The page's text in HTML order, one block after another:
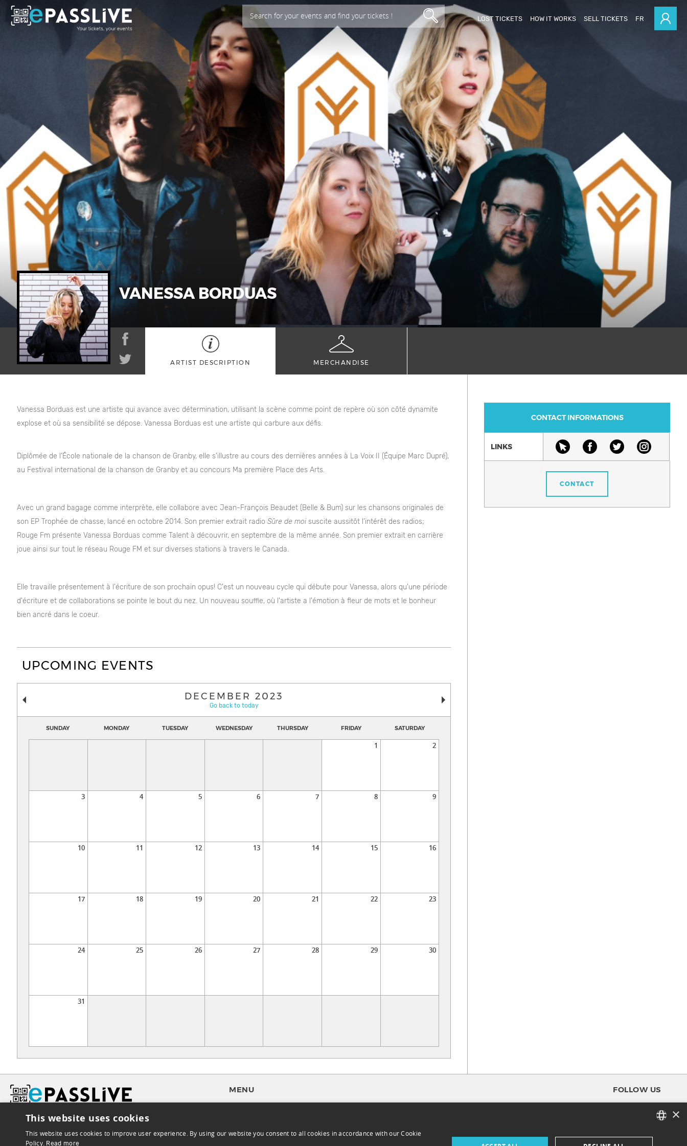
Search for your events and find your tickets ! LOST TICKETS HOW IT WORKS SELL TICKETS FR
VANESSA BORDUAS
ARTIST DESCRIPTION MERCHANDISE
Vanessa Borduas est une artiste qui avance avec détermination, utilisant la scène comme point de repère où son côté dynamite
explose et où sa sensibilité se dépose. Vanessa Borduas est une artiste qui carbure aux défis.
Diplômée de l’École nationale de la chanson de Granby, elle s’illustre au cours des dernières années à La Voix II (Équipe Marc Dupré),
au Festival international de la chanson de Granby et au concours Ma première Place des Arts.
Avec un grand bagage comme interprète, elle collabore avec Jean-François Beaudet (Belle & Bum) sur les chansons originales de
son EP Trophée de chasse, lancé en octobre 2014. Son premier extrait radio Sûre de moisuscite aussitôt l’intérêt des radios;
Rouge Fm présente Vanessa Borduas comme Talent à découvrir, en septembre de la même année. Son premier extrait en carrière
joue ainsi sur tout le réseau Rouge FM et sur diverses stations à travers le Canada.
Elle travaille présentement à l'écriture de son prochain opus! C'est un nouveau cycle qui débute pour Vanessa, alors qu'une période
d'écriture et de collaborations se pointe le bout du nez. Un nouveau souffle, où l'artiste a l'émotion à fleur de mots et le bonheur
bien ancré dans le coeur.
UPCOMING EVENTS
DECEMBER 2023
Go back to today
SUNDAY MONDAY TUESDAY WEDNESDAY THURSDAY FRIDAY SATURDAY
1 2
3 4 5 6 7 8 9
10 11 12 13 14 15 16
17 18 19 20 21 22 23
24 25 26 27 28 29 30
31
CONTACT INFORMATIONS
LINKS
CONTACT
MENU
Terms of use
FOLLOW US
FACEBOOK ×
This website uses cookies
This website uses cookies to improve user experience. By using our website you consent to all cookies in accordance with our Cookie
Policy. Read more